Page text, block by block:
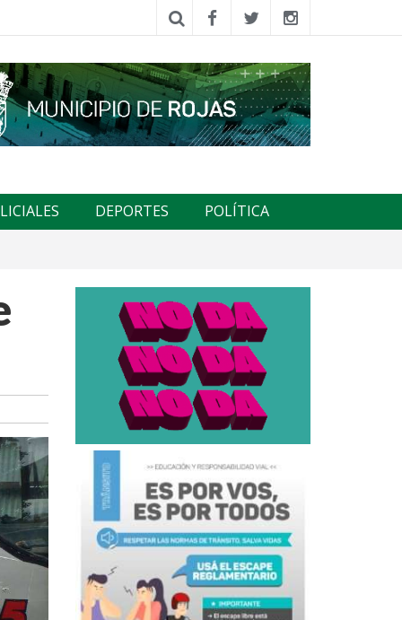
DEPORTES POLÍTICA